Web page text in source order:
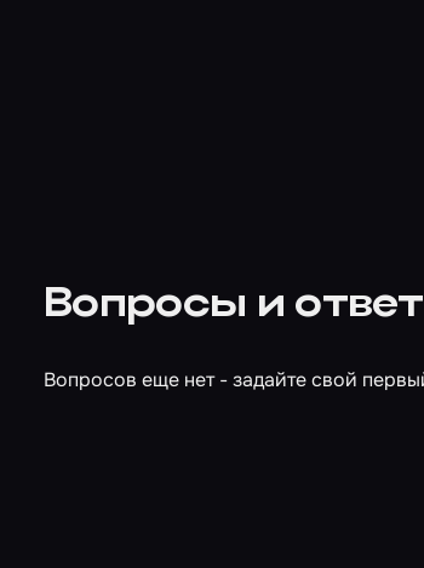
Вопросы и
Вопросов еще нет - задайте свой